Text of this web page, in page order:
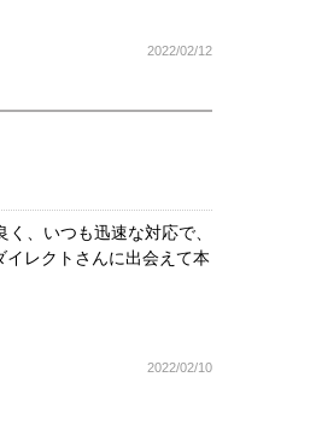
2022/02/12
、いつも迅速な対応で、
レクトさんに出会えて本
2022/02/10